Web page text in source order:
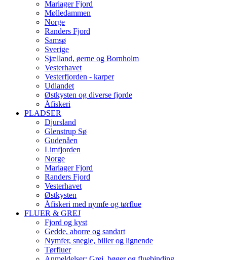
Mariager Fjord
Mølledammen
Norge
Randers Fjord
Samsø
Sverige
Sjælland, øerne og Bornholm
Vesterhavet
Vesterfjorden - karper
Udlandet
Østkysten og diverse fjorde
Åfiskeri
PLADSER
Djursland
Glenstrup Sø
Gudenåen
Limfjorden
Norge
Mariager Fjord
Randers Fjord
Vesterhavet
Østkysten
Åfiskeri med nymfe og tørflue
FLUER & GREJ
Fjord og kyst
Gedde, aborre og sandart
Nymfer, snegle, biller og lignende
Tørfluer